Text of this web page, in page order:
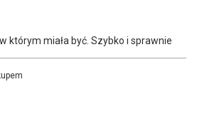
którym miała być. Szybko i sprawnie